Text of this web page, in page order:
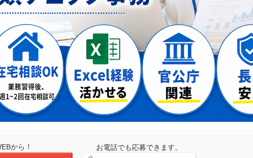
から！ お電話でも応募できます。